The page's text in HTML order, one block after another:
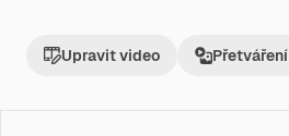
Upravit video Přetváření